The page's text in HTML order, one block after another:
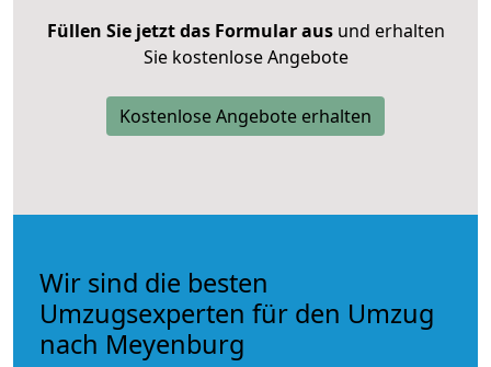
Füllen Sie jetzt das Formular ausund erhalten
Sie kostenlose Angebote
Kostenlose Angebote erhalten
Wir sind die besten
Umzugsexperten für den Umzug
nach Meyenburg